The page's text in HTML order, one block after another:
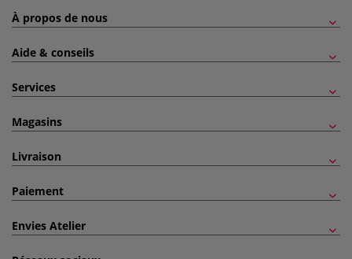
À propos de nous
Aide & conseils
Services
Magasins
Livraison
Paiement
Envies Atelier